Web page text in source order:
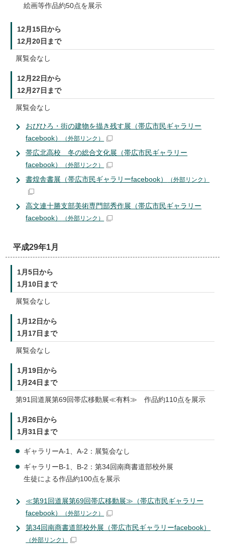
絵画等作品約50点を展示
12月15日から
12月20日まで
展覧会なし
12月22日から
12月27日まで
展覧会なし
おびひろ・街の建物を描き残す展（帯広市民ギャラリー
facebook）
（外部リンク）
帯広北高校 冬の総合文化展（帯広市民ギャラリー
facebook）
（外部リンク）
書煌舎書展（帯広市民ギャラリーfacebook） （外部リンク）
高文連十勝支部美術専門部秀作展（帯広市民ギャラリー
facebook）
（外部リンク）
平成29年1月
1月5日から
1月10日まで
展覧会なし
1月12日から
1月17日まで
展覧会なし
1月19日から
1月24日まで
第91回道展第69回帯広移動展≪有料≫ 作品約110点を展示
1月26日から
1月31日まで
ギャラリーA-1、A-2：展覧会なし
ギャラリーB-1、B-2：第34回南商書道部校外展
生徒による作品約100点を展示
≪第91回道展第69回帯広移動展≫（帯広市民ギャラリー
facebook）
（外部リンク）
第34回南商書道部校外展（帯広市民ギャラリーfacebook）
（外部リンク）